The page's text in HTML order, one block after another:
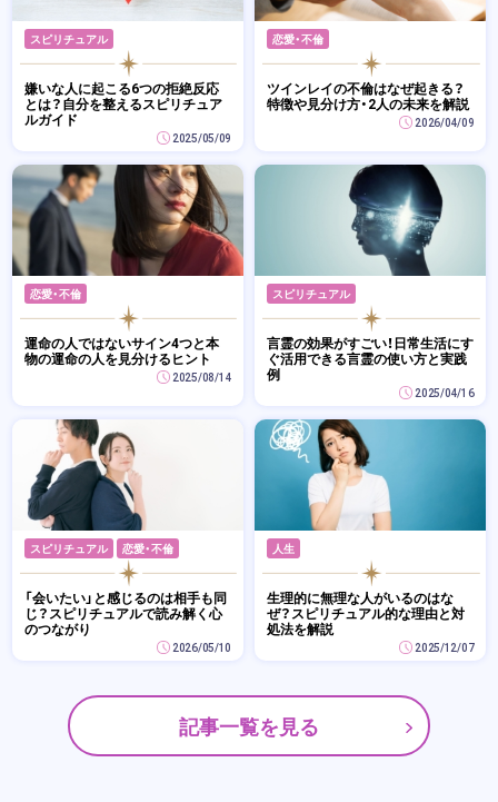
スピリチュアル
嫌いな人に起こる6つの拒絶反応
とは？自分を整えるスピリチュア
ルガイド
2025/05/09
恋愛・不倫
ツインレイの不倫はなぜ起きる？
特徴や見分け方・2人の未来を解説
2026/04/09
恋愛・不倫
運命の人ではないサイン4つと本
物の運命の人を見分けるヒント
2025/08/14
スピリチュアル
言霊の効果がすごい！日常生活にす
ぐ活用できる言霊の使い方と実践
例
2025/04/16
スピリチュアル 恋愛・不倫
「会いたい」と感じるのは相手も同
じ？スピリチュアルで読み解く心
のつながり
2026/05/10
人生
生理的に無理な人がいるのはな
ぜ？スピリチュアル的な理由と対
処法を解説
2025/12/07
記事一覧を見る